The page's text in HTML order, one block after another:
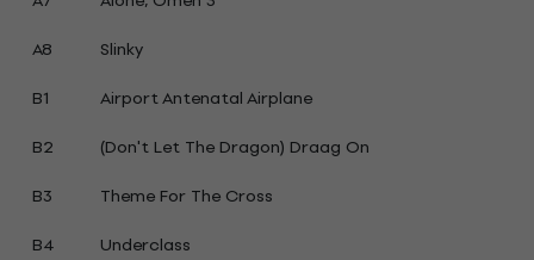
A8
Slinky
B1
Airport Antenatal Airplane
B2
(Don't Let The Dragon) Draag On
B3
Theme For The Cross
B4
Underclass